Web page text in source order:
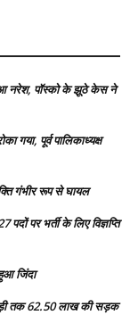
नरेश, पॉस्को के झूठे केस ने
गया, पूर्व पालिकाध्यक्ष
गंभीर रूप से घायल
पर भर्ती के लिए विज्ञप्ति
जिंदा
तक 62.50 लाख की सड़क